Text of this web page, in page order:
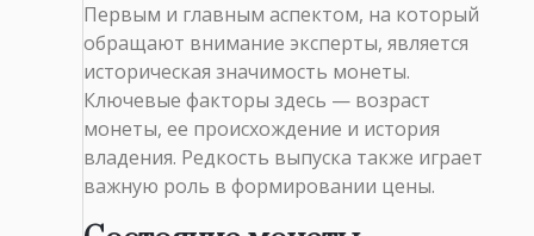
Первым и главным аспектом, на который
обращают внимание эксперты, является
историческая значимость монеты.
Ключевые факторы здесь — возраст
монеты, ее происхождение и история
владения. Редкость выпуска также играет
важную роль в формировании цены.